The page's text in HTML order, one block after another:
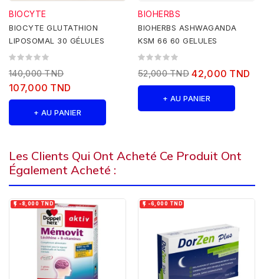
BIOCYTE
BIOCYTE GLUTATHION
LIPOSOMAL 30 GÉLULES
140,000 TND
107,000 TND
+ AU PANIER
BIOHERBS
BIOHERBS ASHWAGANDA
KSM 66 60 GELULES
52,000 TND 42,000 TND
+ AU PANIER
Les Clients Qui Ont Acheté Ce Produit Ont
Également Acheté :
 -8,000 TND  -6,000 TND